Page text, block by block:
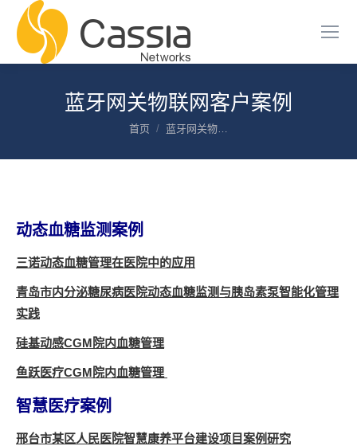
蓝牙网关物联网客户案例
您在这里：
首页 蓝牙网关物…
动态血糖监测案例
三诺动态血糖管理在医院中的应用
青岛市内分泌糖尿病医院动态血糖监测与胰岛素泵智能化管理
实践
硅基动感CGM院内血糖管理
鱼跃医疗CGM院内血糖管理
智慧医疗案例
邢台市某区人民医院智慧康养平台建设项目案例研究